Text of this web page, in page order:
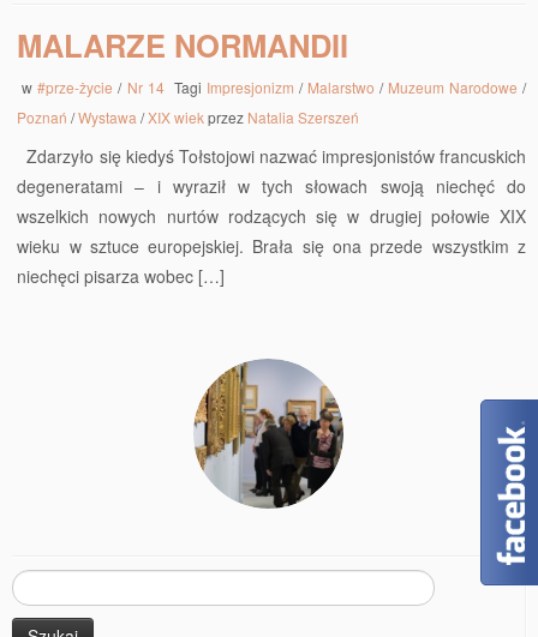
MALARZE NORMANDII
w#prze-życie/ Nr 14 Tagi Impresjonizm / Malarstwo / Muzeum Narodowe/
Poznań/Wystawa/XIX wiekprzez Natalia Szerszeń
Zdarzyło się kiedyś Tołstojowi nazwać impresjonistów francuskich
degeneratami – i wyraził w tych słowach swoją niechęć do
wszelkich nowych nurtów rodzących się w drugiej połowie XIX
wieku w sztuce europejskiej. Brała się ona przede wszystkim z
niechęci pisarza wobec […]
Szukaj: